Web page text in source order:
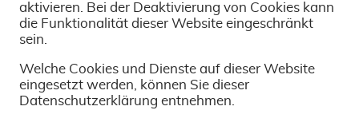
aktivieren. Bei der Deaktivierung von Cookies kann
die Funktionalität dieser Website eingeschränkt
sein.
Welche Cookies und Dienste auf dieser Website
eingesetzt werden, können Sie dieser
Datenschutzerklärung entnehmen.